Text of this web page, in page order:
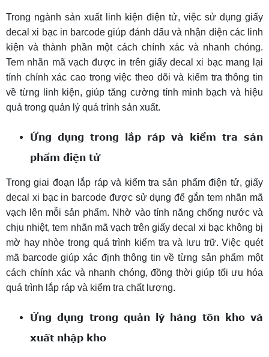
Trong ngành sản xuất linh kiện điện tử, việc sử dụng giấy
decal xi bạc in barcode giúp đánh dấu và nhận diện các linh
kiện và thành phần một cách chính xác và nhanh chóng.
Tem nhãn mã vạch được in trên giấy decal xi bạc mang lại
tính chính xác cao trong việc theo dõi và kiểm tra thông tin
về từng linh kiện, giúp tăng cường tính minh bạch và hiệu
quả trong quản lý quá trình sản xuất.
Ứng dụng trong lắp ráp và kiểm tra sản
phẩm điện tử
Trong giai đoạn lắp ráp và kiểm tra sản phẩm điện tử, giấy
decal xi bạc in barcode được sử dụng để gắn tem nhãn mã
vạch lên mỗi sản phẩm. Nhờ vào tính năng chống nước và
chịu nhiệt, tem nhãn mã vạch trên giấy decal xi bạc không bị
mờ hay nhòe trong quá trình kiểm tra và lưu trữ. Việc quét
mã barcode giúp xác định thông tin về từng sản phẩm một
cách chính xác và nhanh chóng, đồng thời giúp tối ưu hóa
quá trình lắp ráp và kiểm tra chất lượng.
Ứng dụng trong quản lý hàng tồn kho và
xuất nhập kho